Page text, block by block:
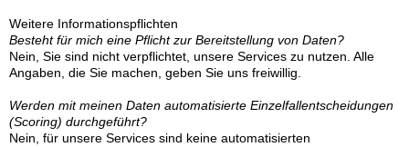
Weitere Informationspflichten
Besteht für mich eine Pflicht zur Bereitstellung von Daten?
Nein, Sie sind nicht verpflichtet, unsere Services zu nutzen. Alle
Angaben, die Sie machen, geben Sie uns freiwillig.
Werden mit meinen Daten automatisierte Einzelfallentscheidungen
(Scoring) durchgeführt?
Nein, für unsere Services sind keine automatisierten